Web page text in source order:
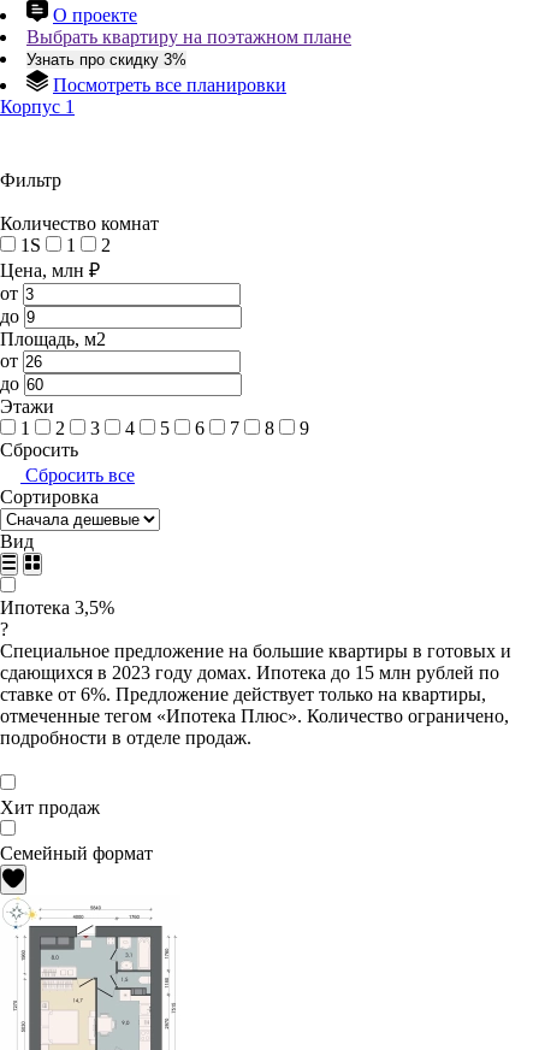
О проекте
Выбрать квартиру на поэтажном плане
Узнать про скидку 3%
Посмотреть все планировки
Корпус 1
Фильтр
Количество комнат
1S
1
2
Цена, млн ₽
от
до
Площадь, м2
от
до
Этажи
1
2 3 4 5 6 7 8
9
Сбросить
Сбросить все
Сортировка
Вид
Ипотека 3,5%
?
Специальное предложение на большие квартиры в готовых и
сдающихся в 2023 году домах. Ипотека до 15 млн рублей по
ставке от 6%. Предложение действует только на квартиры,
отмеченные тегом «Ипотека Плюс». Количество ограничено,
подробности в отделе продаж.
Хит продаж
Семейный формат